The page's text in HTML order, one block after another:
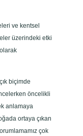
ve kentsel
üzerindeki etki
biçimde
öncelikli
anlamaya
ortaya çıkan
çok